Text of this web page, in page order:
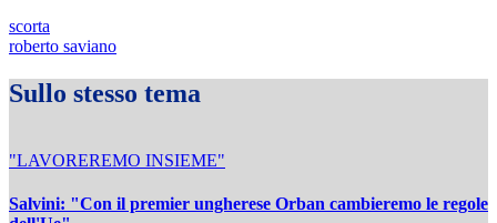
scorta
roberto saviano
Sullo stesso tema
"LAVOREREMO INSIEME"
Salvini: "Con il premier ungherese Orban cambieremo le regole